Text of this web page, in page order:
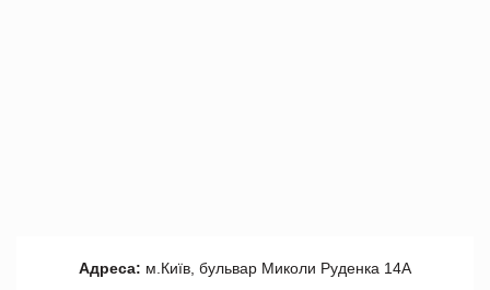
Адреса: м.Київ, бульвар Миколи Руденка 14А